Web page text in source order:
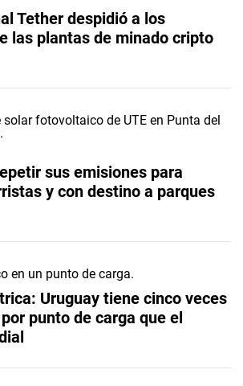
Tether despidió a los
las plantas de minado cripto
sus emisiones para
y con destino a parques
Uruguay tiene cinco veces
punto de carga que el